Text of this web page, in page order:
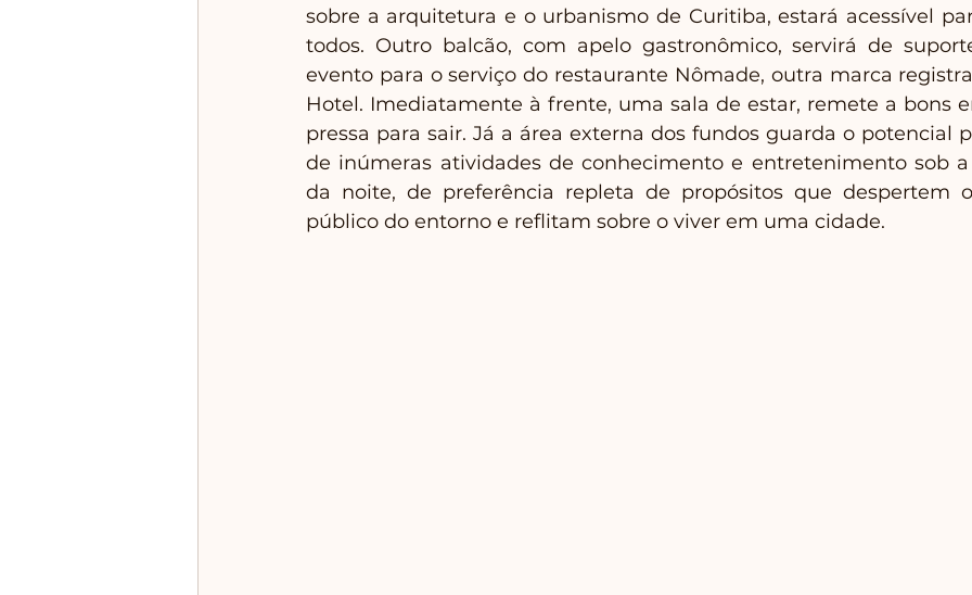
sobre a arquitetura e o urbanismo de Curitiba, estará acessível
todos. Outro balcão, com apelo gastronômico, servirá de
evento para o serviço do restaurante Nômade, outra marca
Hotel. Imediatamente à frente, uma sala de estar, remete a bons
pressa para sair. Já a área externa dos fundos guarda o potencial
de inúmeras atividades de conhecimento e entretenimento sob
da noite, de preferência repleta de propósitos que despertem
público do entorno e reflitam sobre o viver em uma cidade.